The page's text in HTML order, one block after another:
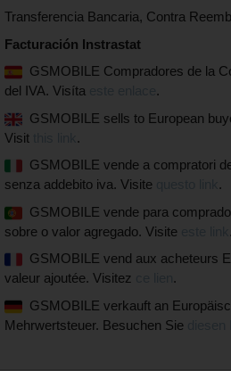
Transferencia Bancaria, Contra
Facturación Instrastat
GSMOBILE Compradores de la
del IVA. Visíta
.
GSMOBILE sells to European
Visit
.
GSMOBILE vende a compratori
senza addebito iva. Visite
.
GSMOBILE vende para
sobre o valor agregado. Visite
.
GSMOBILE vend aux acheteurs
valeur ajoutée. Visitez
.
GSMOBILE verkauft an
Mehrwertsteuer. Besuchen Sie